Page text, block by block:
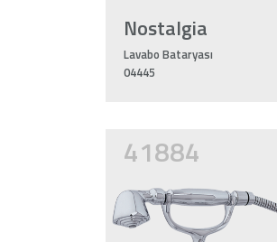
Nostalgia
Lavabo Bataryası
04445
41884